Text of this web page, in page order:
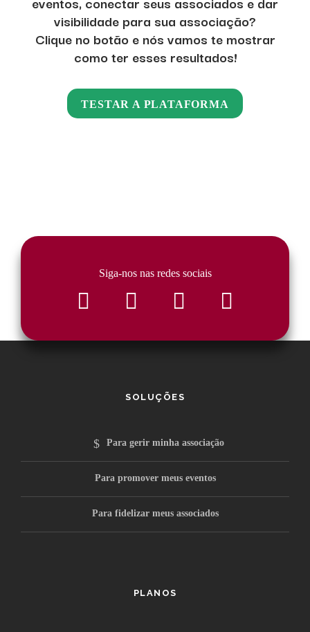
visibilidade para sua associação?
Clique no botão e nós vamos te mostrar
como ter esses resultados!
TESTAR A PLATAFORMA
Siga-nos nas redes sociais
SOLUÇÕES
Para gerir minha associação
Para promover meus eventos
Para fidelizar meus associados
PLANOS